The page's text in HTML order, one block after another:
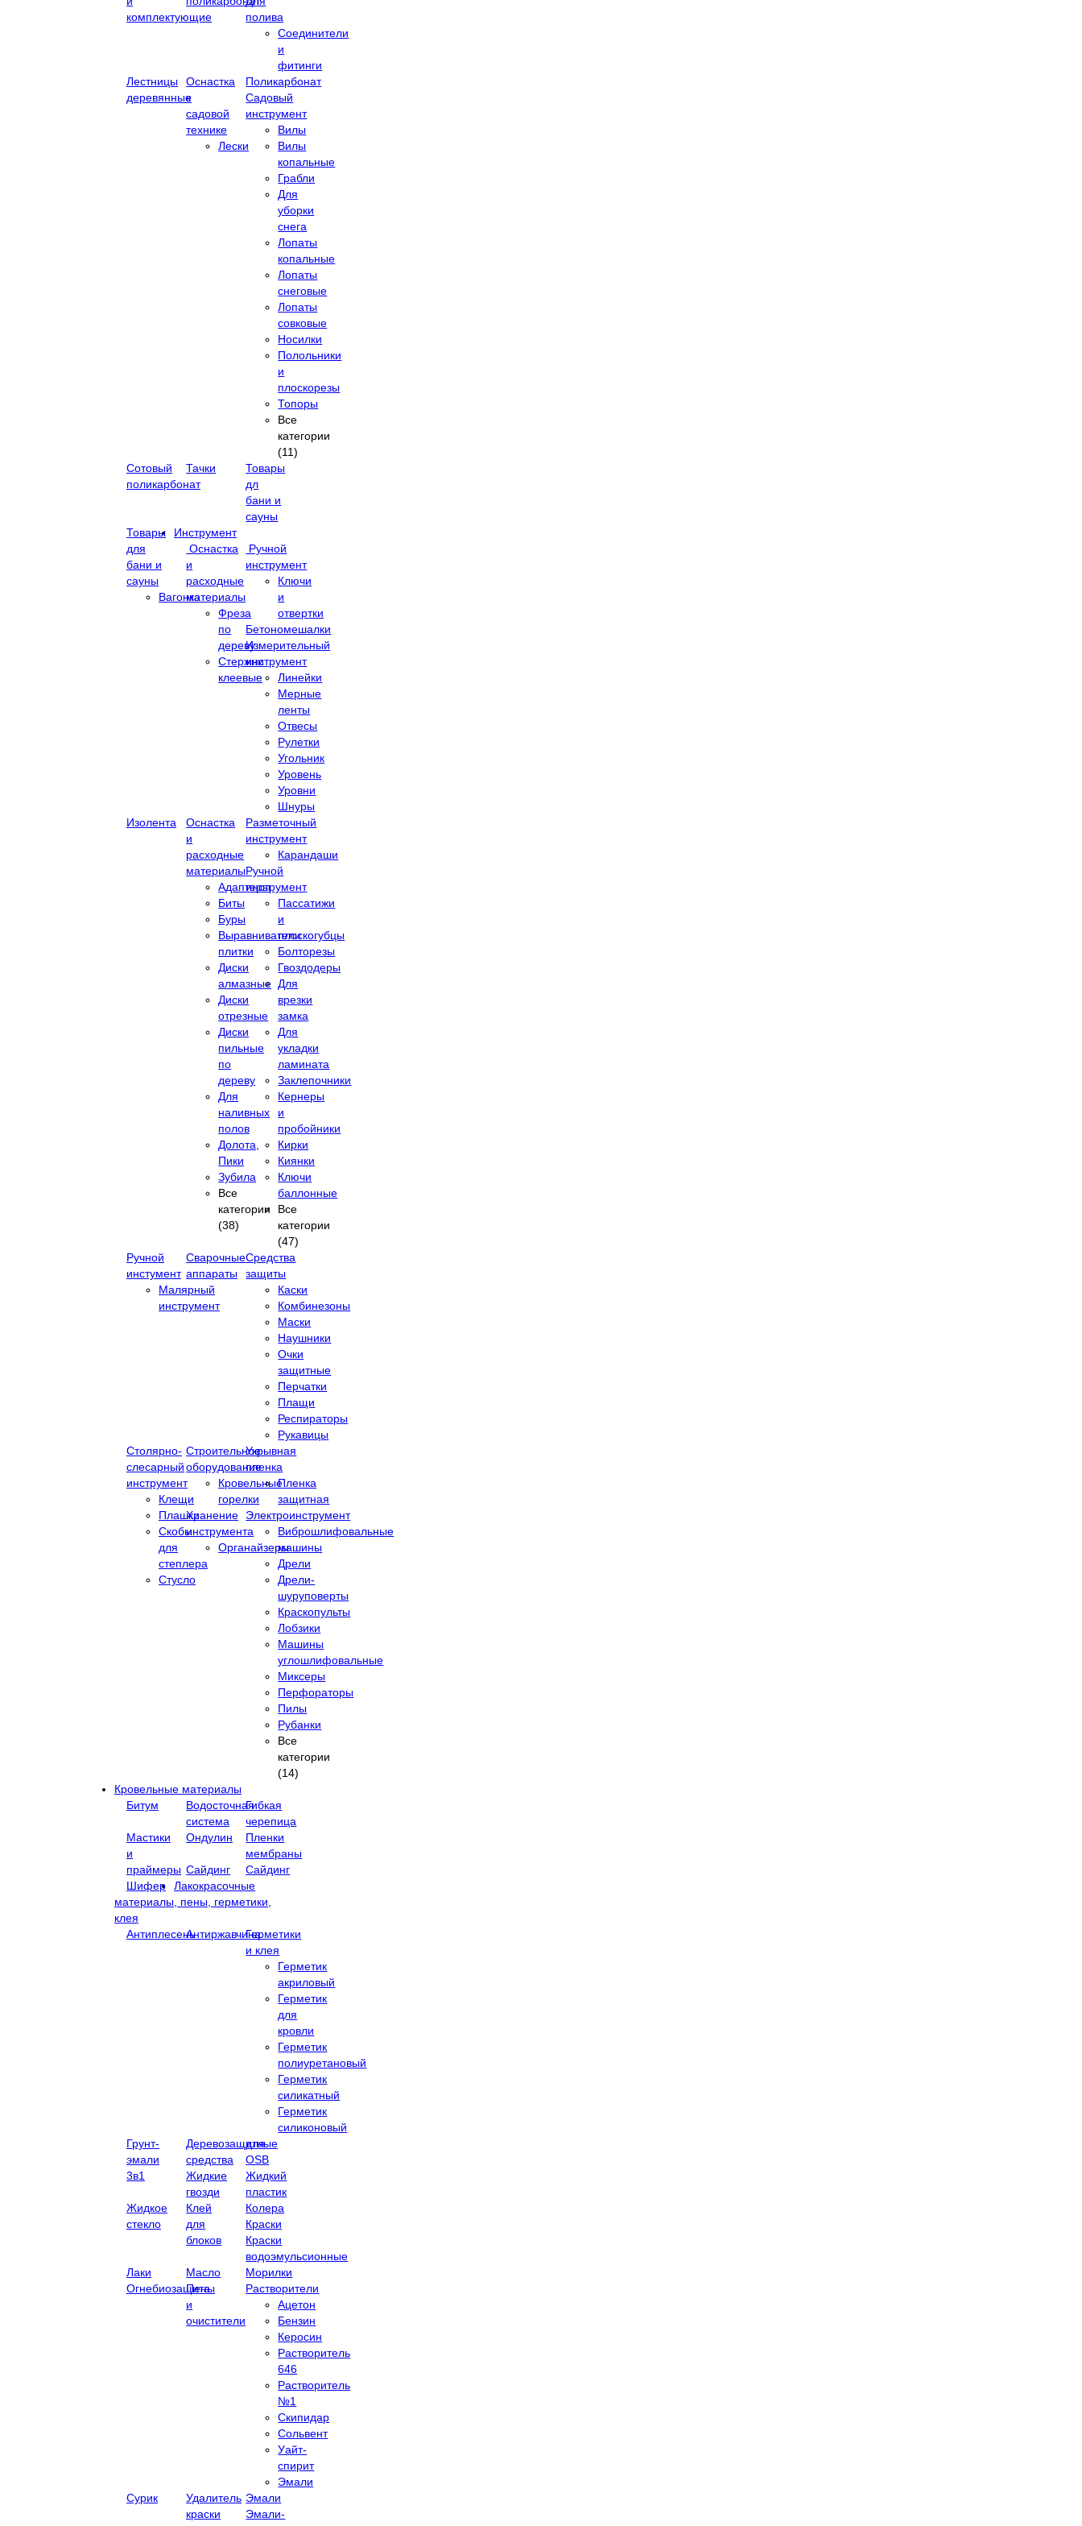
комплектующие
полива
Соединители
и
фитинги
Лестницы
деревянные
Оснастка
к
садовой
технике
Лески
Поликарбонат
Садовый
инструмент
Вилы
Вилы
копальные
Грабли
Для
уборки
снега
Лопаты
копальные
Лопаты
снеговые
Лопаты
совковые
Носилки
Полольники
и
плоскорезы
Топоры
Все
категории
(11)
Сотовый
поликарбонат
Тачки
Товары
дл
бани и
сауны
Товары
для
бани и
сауны
Вагонка
Инструмент
Оснастка
и
расходные
материалы
Фреза
по
дереву
Стержни
клеевые
Ручной
инструмент
Ключи
и
отвертки
Бетономешалки
Измерительный
инструмент
Линейки
Мерные
ленты
Отвесы
Рулетки
Угольник
Уровень
Уровни
Шнуры
Изолента
Оснастка
и
расходные
материалы
Адаптеры
Биты
Буры
Выравниватели
плитки
Диски
алмазные
Диски
отрезные
Диски
пильные
по
дереву
Для
наливных
полов
Долота,
Пики
Зубила
Все
категории
(38)
Разметочный
инструмент
Карандаши
Ручной
инструмент
Пассатижи
и
плоскогубцы
Болторезы
Гвоздодеры
Для
врезки
замка
Для
укладки
ламината
Заклепочники
Кернеры
и
пробойники
Кирки
Киянки
Ключи
баллонные
Все
категории
(47)
Ручной
инстумент
Малярный
инструмент
Сварочные
аппараты
Средства
защиты
Каски
Комбинезоны
Маски
Наушники
Очки
защитные
Перчатки
Плащи
Респираторы
Рукавицы
Столярно-
слесарный
инструмент
Клещи
Плашки
Скобы
для
степлера
Стусло
Строительное
оборудование
Кровельные
горелки
Укрывная
пленка
Пленка
защитная
Хранение
инструмента
Органайзеры
Электроинструмент
Виброшлифовальные
машины
Дрели
Дрели-
шуруповерты
Краскопульты
Лобзики
Машины
углошлифовальные
Миксеры
Перфораторы
Пилы
Рубанки
Все
категории
(14)
Кровельные материалы
Битум
Водосточная
система
Гибкая
черепица
Мастики
и
праймеры
Ондулин
Пленки
мембраны
Сайдинг
Сайдинг
Шифер
Лакокрасочные
материалы, пены, герметики,
клея
АнтиплесеньАнтиржавчинаГерметики
и клея
Герметик
акриловый
Герметик
для
кровли
Герметик
полиуретановый
Герметик
силикатный
Герметик
силиконовый
Грунт-
эмали
3в1
Деревозащитные
средства
для
OSB
Жидкие
гвозди
Жидкий
пластик
Жидкое
стекло
Клей
для
блоков
Колера
Краски
Краски
водоэмульсионные
Лаки
Масло
Морилки
Огнебиозащита
Пены
и
очистители
Растворители
Ацетон
Бензин
Керосин
Растворитель
646
Растворитель
№1
Скипидар
Сольвент
Уайт-
спирит
Эмали
Сурик
Удалитель
краски
Эмали
Эмали-